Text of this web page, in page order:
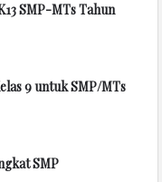
SMP-MTs Tahun
9 untuk SMP/MTs
SMP